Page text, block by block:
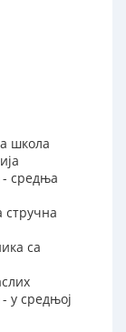
школа
средња
стручна
са
у средњој